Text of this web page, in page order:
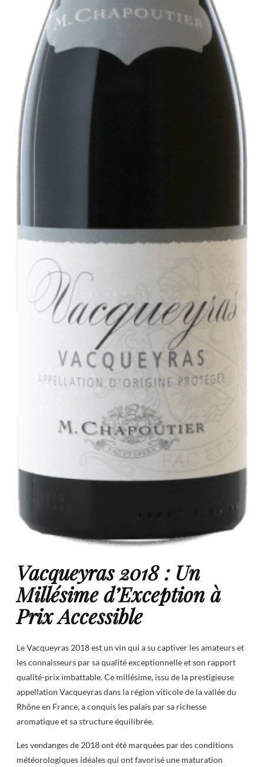
Vacqueyras 2018 : Un
Millésime d’Exception à
Prix Accessible
Le Vacqueyras 2018 est un vin qui a su captiver les amateurs et
les connaisseurs par sa qualité exceptionnelle et son rapport
qualité-prix imbattable. Ce millésime, issu de la prestigieuse
appellation Vacqueyras dans la région viticole de la vallée du
Rhône en France, a conquis les palais par sa richesse
aromatique et sa structure équilibrée.
Les vendanges de 2018 ont été marquées par des conditions
météorologiques idéales qui ont favorisé une maturation